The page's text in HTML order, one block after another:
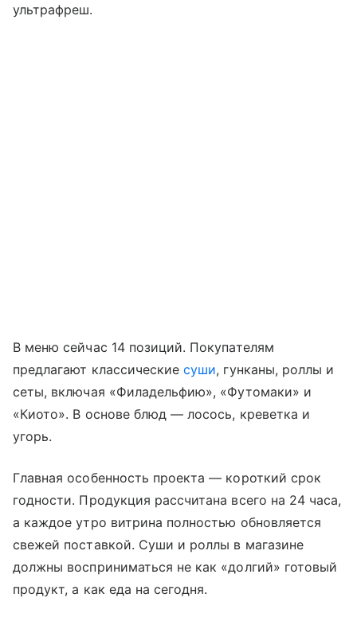
ультрафреш.
В меню сейчас 14 позиций. Покупателям
предлагают классическиесуши, гунканы, роллы и
сеты, включая «Филадельфию», «Футомаки» и
«Киото». В основе блюд — лосось, креветка и
угорь.
Главная особенность проекта — короткий срок
годности. Продукция рассчитана всего на 24 часа,
а каждое утро витрина полностью обновляется
свежей поставкой. Суши и роллы в магазине
должны восприниматься не как «долгий» готовый
продукт, а как еда на сегодня.